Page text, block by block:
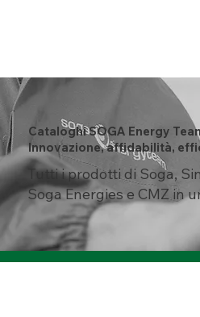
Cataloghi SOGA Energy
Innovazione, affidabilità,
Tutti i prodotti di Soga,
Soga Energies e CMZ in